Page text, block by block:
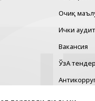
Очиқ
Ички
Вакансия
ЎзА
Гендер